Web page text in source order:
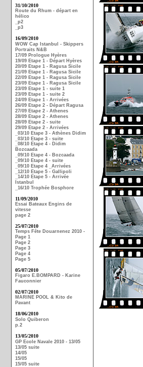
31/10/2010
Route du Rhum - départ en
hélico
_p2
_p3
16/09/2010
WOW Cap Istanbul - Skippers
Portraits N&B
17/09 Prologue Hyères
19/09 Etape 1 - Départ Hyères
20/09 Etape 1 - Ragusa Sicile
21/09 Etape 1 - Ragusa Sicile
22/09 Etape 1 - Ragusa Sicile
23/09 Etape 1 - Ragusa Sicile
23/09 Etape 1 - suite 1
23/09 Etape 1 - suite 2
24/09 Etape 1 - Arrivées
26/09 Etape 2 - Départ Ragusa
27/09 Etape 2 - Athenes
28/09 Etape 2 - Athenes
28/09 Etape 2 - suite
29/09 Etape 2 - Arrivées
_03/10 Etape 3 - Athènes Didim
_03/10 Etape 3 - suite
_08/10 Etape 4 - Didim
Bozcaada
_09/10 Etape 4 - Bozcaada
_09/10 Etape 4 - suite
_09/10 Etape 4 _Arrivées
_12/10 Etape 5 - Gallipoli
_14/10 Etape 5 - Arrivée
Istanbul
_16/10 Trophée Bosphore
11/09/2010
Essai Bateaux Engins de
vitesse
page 2
25/07/2010
Temps Fête Douarnenez 2010 -
Page 1
Page 2
Page 3
Page 4
Page 5
05/07/2010
Figaro E.BOMPARD - Karine
Fauconnier
02/07/2010
MARINE POOL & Kito de
Pavant
18/06/2010
Solo Quiberon
p.2
13/05/2010
GP Ecole Navale 2010 - 13/05
13/05 suite
14/05
15/05
15/05 suite